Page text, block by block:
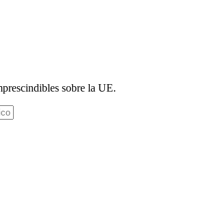
sobre la UE.